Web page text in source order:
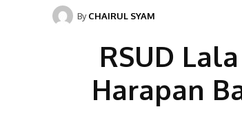
By CHAIRUL SYAM
RSUD
Harapan